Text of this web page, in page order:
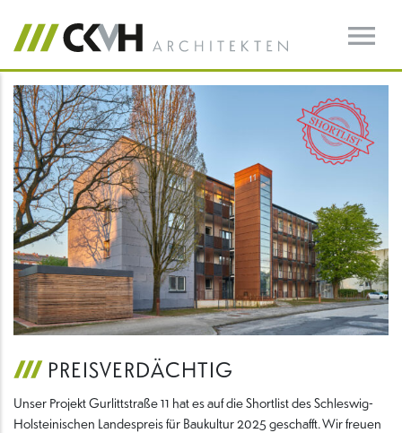
PREISVERDÄCHTIG
Unser Projekt Gurlittstraße 11 hat es auf die Shortlist des Schleswig-
Holsteinischen Landespreis für Baukultur 2025 geschafft. Wir freuen